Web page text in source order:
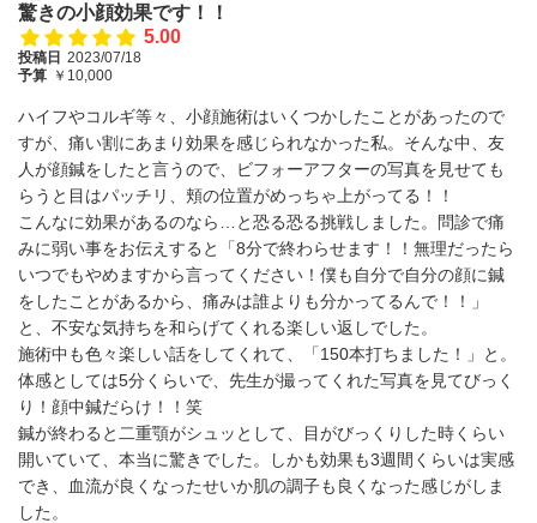
驚きの小顔効果です！！
5.00
投稿日 2023/07/18
予算 ￥10,000
ハイフやコルギ等々、小顔施術はいくつかしたことがあったので
すが、痛い割にあまり効果を感じられなかった私。そんな中、友
人が顔鍼をしたと言うので、ビフォーアフターの写真を見せても
らうと目はパッチリ、頬の位置がめっちゃ上がってる！！
こんなに効果があるのなら…と恐る恐る挑戦しました。問診で痛
みに弱い事をお伝えすると「8分で終わらせます！！無理だったら
いつでもやめますから言ってください！僕も自分で自分の顔に鍼
をしたことがあるから、痛みは誰よりも分かってるんで！！」
と、不安な気持ちを和らげてくれる楽しい返しでした。
施術中も色々楽しい話をしてくれて、「150本打ちました！」と。
体感としては5分くらいで、先生が撮ってくれた写真を見てびっく
り！顔中鍼だらけ！！笑
鍼が終わると二重顎がシュッとして、目がびっくりした時くらい
開いていて、本当に驚きでした。しかも効果も3週間くらいは実感
でき、血流が良くなったせいか肌の調子も良くなった感じがしま
した。